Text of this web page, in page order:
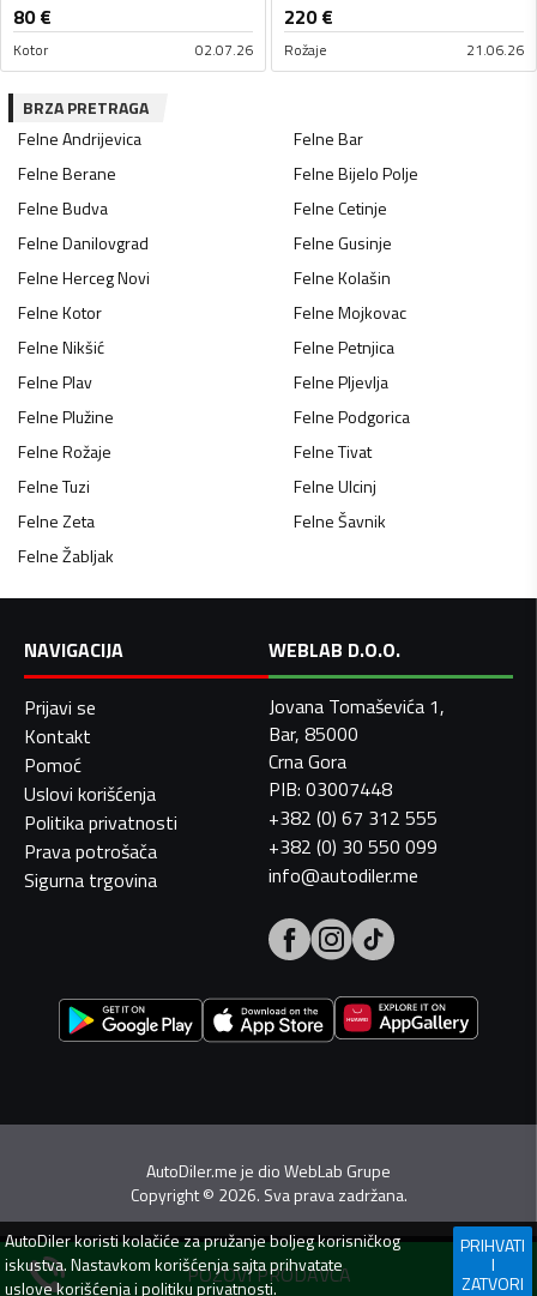
POZOVI PRODAVCA
80€
Kotor 02.07.26
220€
Rožaje 21.06.26
BRZA PRETRAGA
FelneAndrijevica FelneBar
FelneBerane FelneBijelo Polje
FelneBudva FelneCetinje
FelneDanilovgrad FelneGusinje
FelneHerceg Novi FelneKolašin
FelneKotor FelneMojkovac
FelneNikšić FelnePetnjica
FelnePlav FelnePljevlja
FelnePlužine FelnePodgorica
FelneRožaje FelneTivat
FelneTuzi FelneUlcinj
FelneZeta FelneŠavnik
FelneŽabljak
NAVIGACIJA
Prijavi se
Kontakt
Pomoć
Uslovi korišćenja
Politika privatnosti
Prava potrošača
Sigurna trgovina
WEBLAB D.O.O.
Jovana Tomaševića 1,
Bar, 85000
Crna Gora
PIB: 03007448
+382 (0) 67 312 555
+382 (0) 30 550 099
info@autodiler.me
AutoDiler.me je dioWebLab Grupe
Copyright© 2026. Sva prava zadržana.
AutoDilerkoristi kolačiće za pružanje boljeg korisničkog
iskustva. Nastavkom korišćenja sajta prihvatate
uslove korišćenjaipolitiku privatnosti.
PRIHVATI
I
ZATVORI